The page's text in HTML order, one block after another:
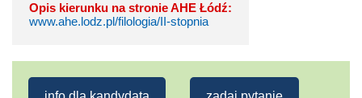
Opis kierunku na stronie AHE Łódź:
www.ahe.lodz.pl/filologia/II-stopnia